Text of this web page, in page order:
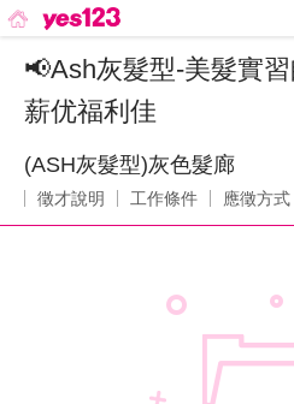
📢Ash灰髮型-美髮實
薪优福利佳
(ASH灰髮型)灰色髮廊
徵才說明 工作條件 應徵方式